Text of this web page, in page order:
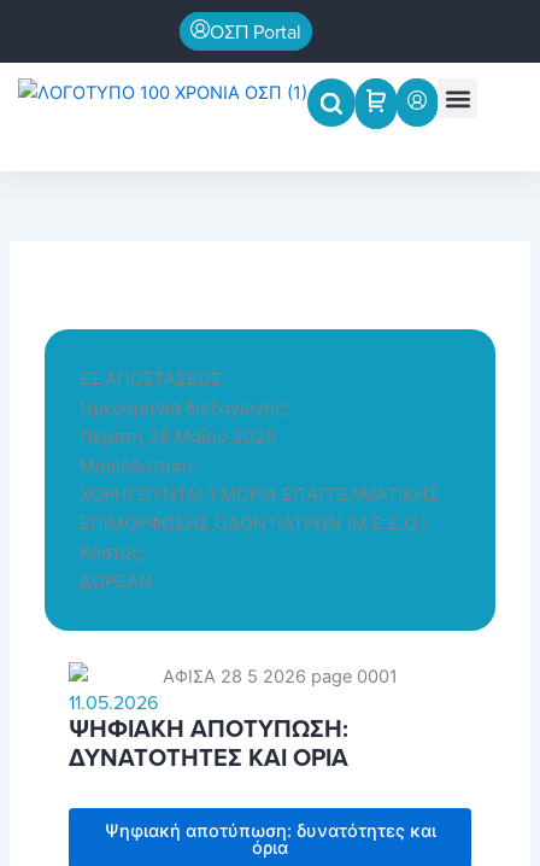
ΟΣΠ Portal
Menu
11.05.2026
ΨΗΦΙΑΚΗ ΑΠΟΤΥΠΩΣΗ:
ΔΥΝΑΤΟΤΗΤΕΣ ΚΑΙ ΟΡΙΑ
Ψηφιακή αποτύπωση: δυνατότητες και
όρια
ΕΞ ΑΠΟΣΤΑΣΕΩΣ
Ημερομηνία διεξαγωγής:
Πέμπτη 28 Μαΐου 2026
Μοριοδότηση:
ΧΟΡΗΓΟΥΝΤΑΙ 1 MOΡΙΑ ΕΠΑΓΓΕΛΜΑΤΙΚΗΣ
ΕΠΙΜΟΡΦΩΣΗΣ ΟΔΟΝΤΙΑΤΡΩΝ (Μ.Ε.Ε.Ο.)
Κόστος:
ΔΩΡΕΑΝ